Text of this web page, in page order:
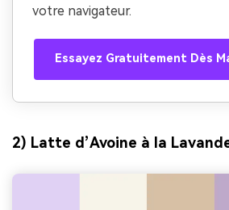
votre navigateur.
Essayez Gratuitement Dès
2) Latte d’Avoine à la